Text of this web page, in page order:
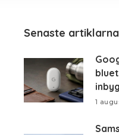
Senaste artiklarna
1